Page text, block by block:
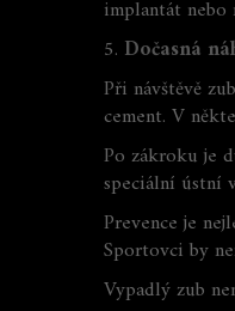
implantát nebo
5. Dočasná
Při návštěvě
cement. V
Po zákroku je
speciální ústní
Prevence je
Sportovci by
Vypadlý zub